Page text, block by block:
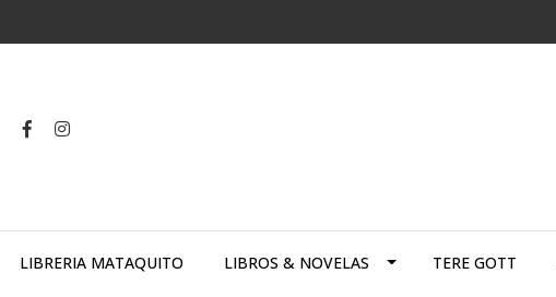
LIBRERIA MATAQUITO LIBROS & NOVELAS TERE GOTT